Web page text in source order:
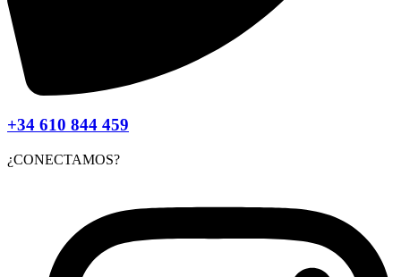
+34 610 844 459
¿CONECTAMOS?